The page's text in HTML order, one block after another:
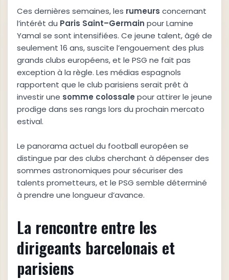
Ces dernières semaines, les rumeurs concernant
l’intérêt du Paris Saint–Germain pour Lamine
Yamal se sont intensifiées. Ce jeune talent, âgé de
seulement 16 ans, suscite l’engouement des plus
grands clubs européens, et le PSG ne fait pas
exception à la règle. Les médias espagnols
rapportent que le club parisiens serait prêt à
investir une somme colossale pour attirer le jeune
prodige dans ses rangs lors du prochain mercato
estival.
Le panorama actuel du football européen se
distingue par des clubs cherchant à dépenser des
sommes astronomiques pour sécuriser des
talents prometteurs, et le PSG semble déterminé
à prendre une longueur d’avance.
La rencontre entre les
dirigeants barcelonais et
parisiens